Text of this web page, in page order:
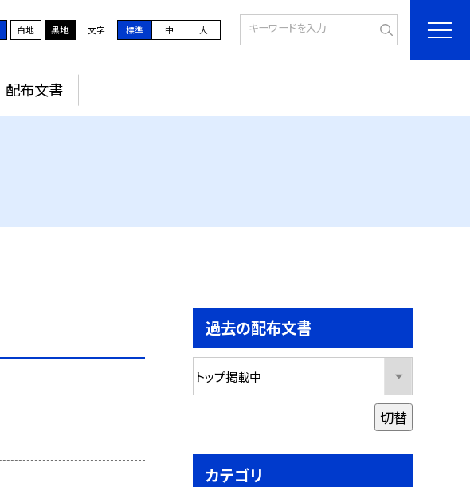
白地 黒地 文字 標準 中 大
配布文書
過去の配布文書
切替
カテゴリ